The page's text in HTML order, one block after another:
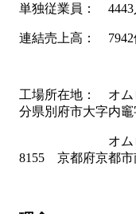
単独従業員： 4443
連結売上高： 7942
工場所在地： オ
分県別府市大字内竈
オムロン京
8155 京都府京都市